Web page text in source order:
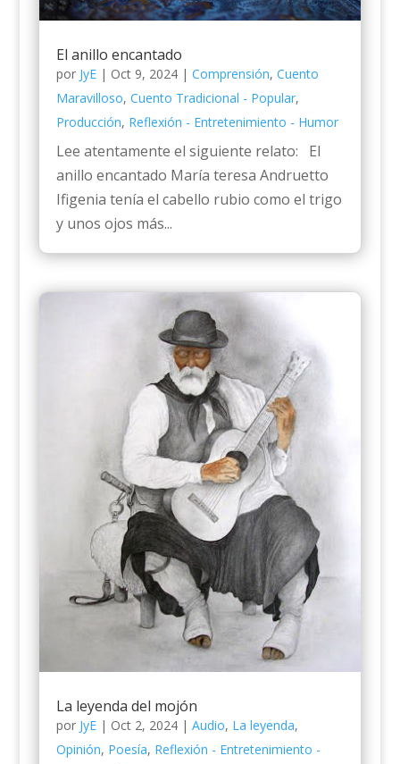
El anillo encantado
por JyE| Oct 9, 2024| Comprensión, Cuento
Maravilloso, Cuento Tradicional - Popular,
Producción, Reflexión - Entretenimiento - Humor
Lee atentamente el siguiente relato: El
anillo encantado María teresa Andruetto
Ifigenia tenía el cabello rubio como el trigo
y unos ojos más...
La leyenda del mojón
por JyE| Oct 2, 2024| Audio, La leyenda,
Opinión, Poesía, Reflexión - Entretenimiento -